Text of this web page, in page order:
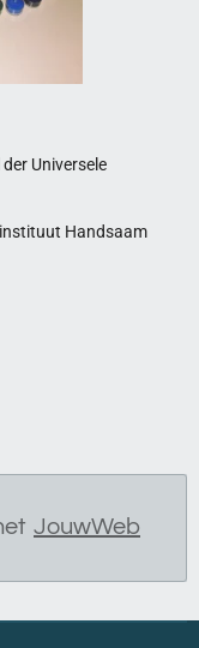
Universele
Handsaam
JouwWeb